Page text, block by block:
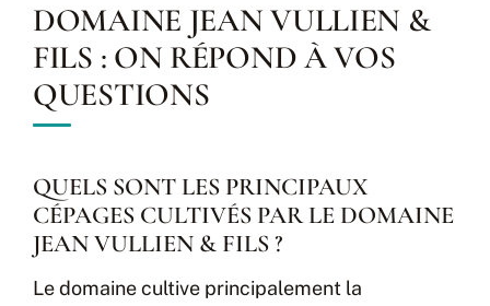
DOMAINE JEAN VULLIEN &
FILS : ON RÉPOND À VOS
QUESTIONS
QUELS SONT LES PRINCIPAUX
CÉPAGES CULTIVÉS PAR LE DOMAINE
JEAN VULLIEN & FILS ?
Le domaine cultive principalement la